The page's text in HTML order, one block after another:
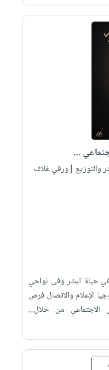
...
والتوزيع |ورقي غلاف
‌حياة ‌البشر ‌وفى ‌نواحي‌
‌الإعلام ‌والاتصال ‌فرص
‌الاجتماعي ‌من‌ خلال...